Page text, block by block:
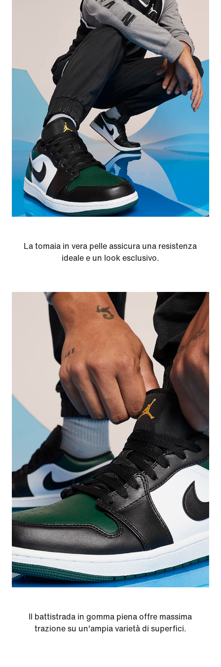
La tomaia in vera pelle assicura una resistenza
ideale e un look esclusivo.
Il battistrada in gomma piena offre massima
trazione su un'ampia varietà di superfici.